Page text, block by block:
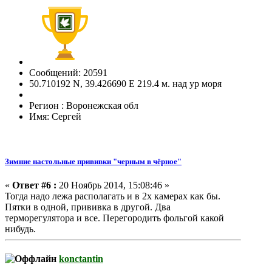
Сообщений: 20591
50.710192 N, 39.426690 E 219.4 м. над ур моря
Регион : Воронежская обл
Имя: Сергей
Зимние настольные прививки "черным в чёрное"
« Ответ #6 : 20 Ноябрь 2014, 15:08:46 »
Тогда надо лежа располагать и в 2х камерах как бы.
Пятки в одной, прививка в другой. Два
терморегулятора и все. Перегородить фольгой какой
нибудь.
konctantin